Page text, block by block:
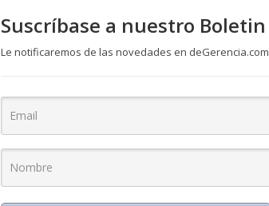
Suscríbase a nuestro Boletin
Le notificaremos de las novedades en deGerencia.com